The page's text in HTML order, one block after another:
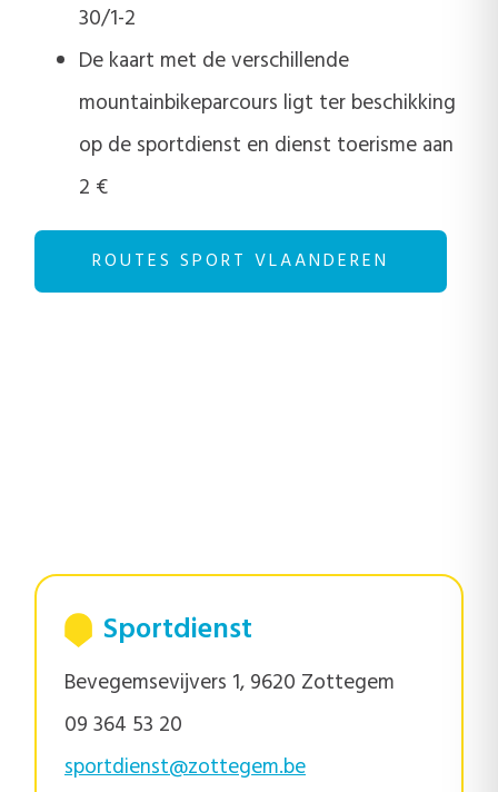
30/1-2
De kaart met de verschillende
mountainbikeparcours ligt ter beschikking
op de sportdienst en dienst toerisme aan
2 €
ROUTES SPORT VLAANDEREN
Sportdienst
Bevegemsevijvers 1, 9620 Zottegem
09 364 53 20
sportdienst@zottegem.be